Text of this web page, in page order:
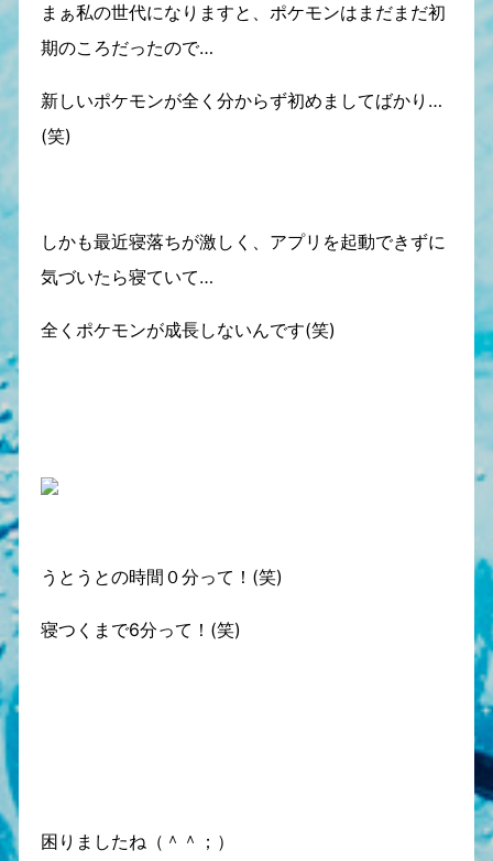
まぁ私の世代になりますと、ポケモンはまだまだ初
期のころだったので…
新しいポケモンが全く分からず初めましてばかり…
(笑)
しかも最近寝落ちが激しく、アプリを起動できずに
気づいたら寝ていて…
全くポケモンが成長しないんです(笑)
うとうとの時間０分って！(笑)
寝つくまで6分って！(笑)
困りましたね（＾＾；）